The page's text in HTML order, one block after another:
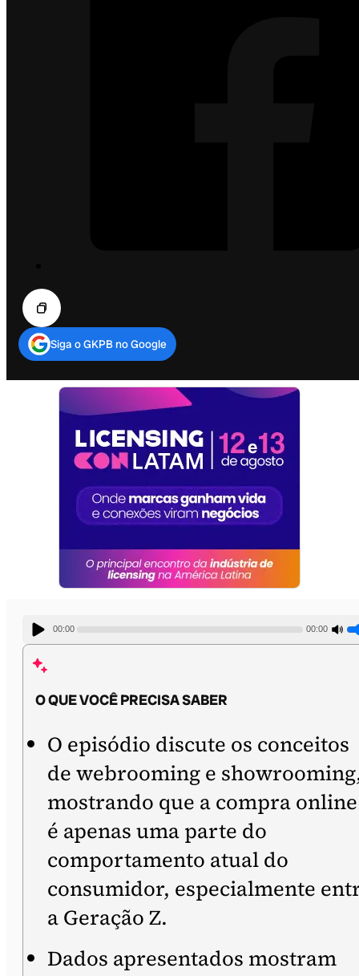
Siga o GKPB no Google
00:00 00:00
O QUE VOCÊ PRECISA SABER
O episódio discute os conceitos
de webrooming e
mostrando que a compra online
é apenas uma parte do
comportamento atual do
consumidor, especialmente
a Geração Z.
Dados apresentados mostram